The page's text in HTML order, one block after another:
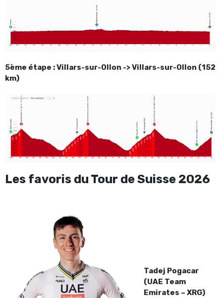
5ème étape : Villars-sur-Ollon -> Villars-sur-Ollon (152
km)
Les favoris du Tour de Suisse 2026
Tadej Pogacar
(UAE Team
Emirates – XRG)